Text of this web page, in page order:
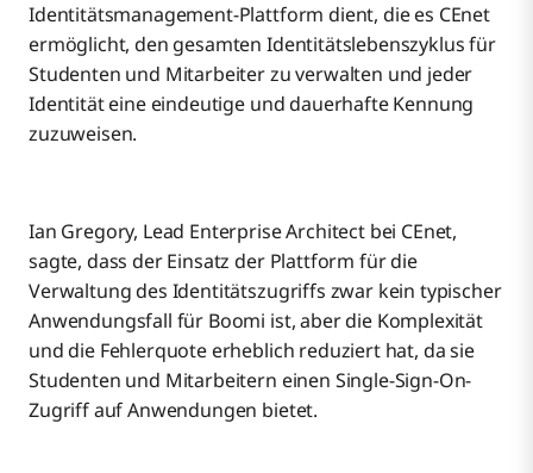
Identitätsmanagement-Plattform dient, die es CEnet
ermöglicht, den gesamten Identitätslebenszyklus für
Studenten und Mitarbeiter zu verwalten und jeder
Identität eine eindeutige und dauerhafte Kennung
zuzuweisen.
Ian Gregory, Lead Enterprise Architect bei CEnet,
sagte, dass der Einsatz der Plattform für die
Verwaltung des Identitätszugriffs zwar kein typischer
Anwendungsfall für Boomi ist, aber die Komplexität
und die Fehlerquote erheblich reduziert hat, da sie
Studenten und Mitarbeitern einen Single-Sign-On-
Zugriff auf Anwendungen bietet.